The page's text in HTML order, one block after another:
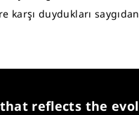
karşı duydukları
reflects the